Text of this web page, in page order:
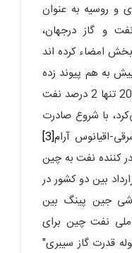
و روسیه به عنوان
و گاز درجهان،
بخش امضاء کرده اند
به هم پیوند زده
است.در حالی که چین در سال 2000 تنها 2 درصد نفت
با شروع صادرت
اقیانوس آرام[3]
صادر کننده نفت به چین
بین دو کشور در
و شی جین پینگ بین
نفت چین برای
قدرت گاز سیبری"